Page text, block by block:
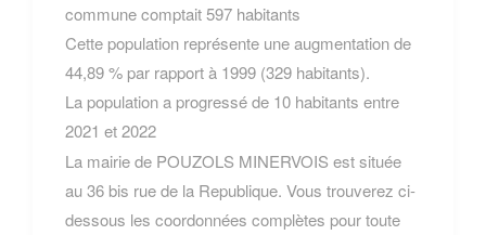
commune comptait 597 habitants
Cette population représente une augmentation de
44,89 % par rapport à 1999 (329 habitants).
La population a progressé de 10 habitants entre
2021 et 2022
La mairie de POUZOLS MINERVOIS est située
au 36 bis rue de la Republique. Vous trouverez ci-
dessous les coordonnées complètes pour toute